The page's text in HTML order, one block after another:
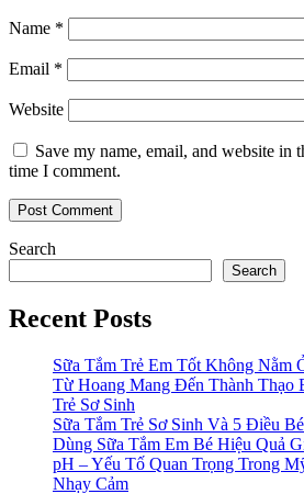
Name *
Email *
Website
Save my name, email, and website in
time I comment.
Search
Search
Recent Posts
Sữa Tắm Trẻ Em Tốt Không Nằm
Từ Hoang Mang Đến Thành Thạo
Trẻ Sơ Sinh
Sữa Tắm Trẻ Sơ Sinh Và 5 Điều
Dùng Sữa Tắm Em Bé Hiệu Quả
pH – Yếu Tố Quan Trọng Trong
Nhạy Cảm